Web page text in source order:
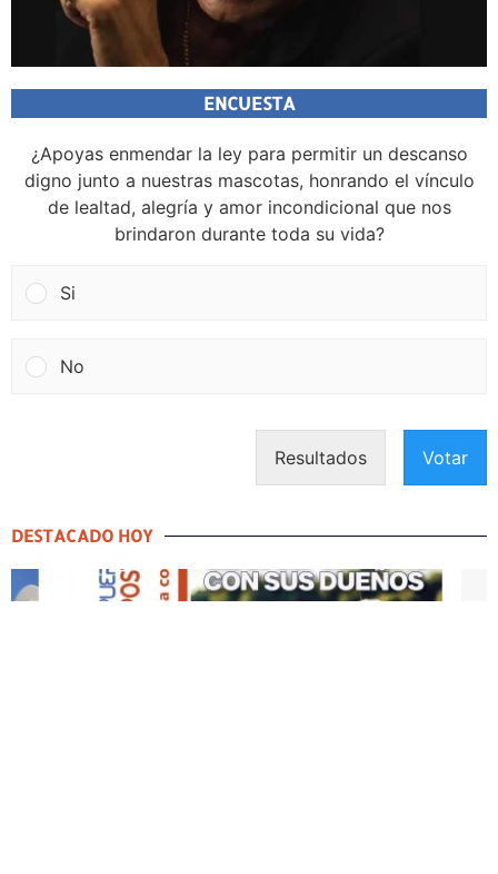
ENCUESTA
¿Apoyas enmendar la ley para permitir un descanso
digno junto a nuestras mascotas, honrando el vínculo
de lealtad, alegría y amor incondicional que nos
brindaron durante toda su vida?
Si
No
Resultados Votar
DESTACADO HOY